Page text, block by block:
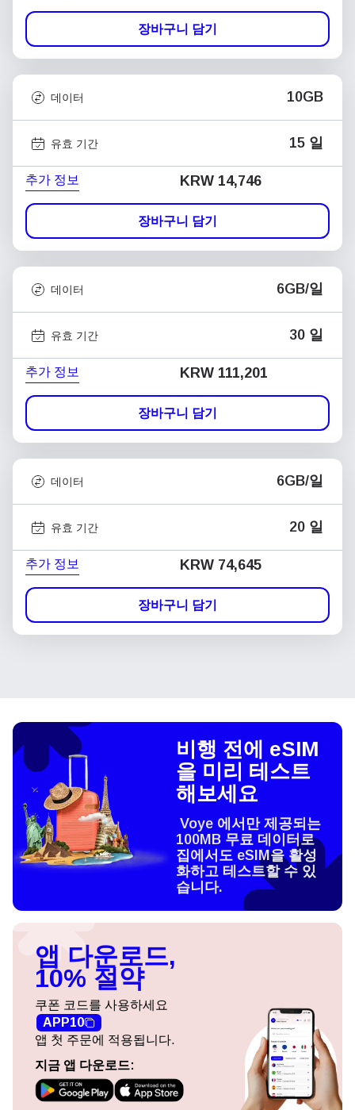
장바구니 담기
데이터 10GB
유효 기간 15 일
추가 정보 KRW 14,746
장바구니 담기
데이터 6GB/일
유효 기간 30 일
추가 정보 KRW 111,201
장바구니 담기
데이터 6GB/일
유효 기간 20 일
추가 정보 KRW 74,645
장바구니 담기
비행 전에 eSIM
을 미리 테스트
해보세요
Voye 에서만 제공되는
100MB 무료 데이터로
집에서도 eSIM을 활성
화하고 테스트할 수 있
습니다.
앱 다운로드,
10% 절약
쿠폰 코드를 사용하세요
APP10
앱 첫 주문에 적용됩니다.
지금 앱 다운로드: